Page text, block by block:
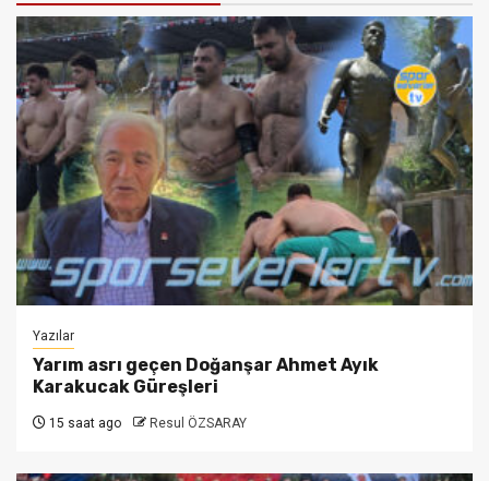
Yazılar
Yarım asrı geçen Doğanşar Ahmet Ayık
Karakucak Güreşleri
15 saat ago Resul ÖZSARAY